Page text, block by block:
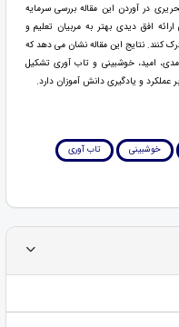
در آوردن این مقاله بررسی سرمایه
افق دیدی بهتر به مربیان تعلیم و
کنند. نتایج این مقاله نشان می دهد که
از 4 مولفه : خودکارآمدی، امید، خوشبینی و تاب آوری تشکیل
عملکرد و یادگیری دانش آموزان دارد.
خوشبینی تاب آوری